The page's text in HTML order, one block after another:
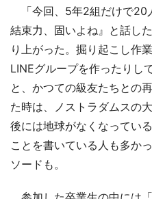
「今回、5年2組だけで20
結束力、固いよね』と話し
り上がった。掘り起こし作
LINEグループを作ったりし
と、かつての級友たちとの
た時は、ノストラダムスの
後には地球がなくなってい
ことを書いている人も多か
ソードも。